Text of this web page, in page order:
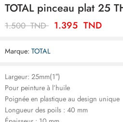
TOTAL pinceau plat 25
1.500TND 1.395 TND
Marque: TOTAL
Largeur: 25mm(1″)
Pour peinture à l’huile
Poignée en plastique au design unique
Longueur des poils : 40 mm